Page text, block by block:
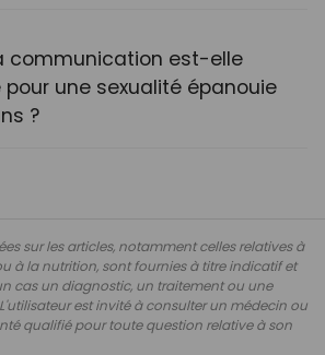
communication est-elle
une sexualité épanouie
?
sur les articles, notamment celles relatives à
à la nutrition, sont fournies à titre indicatif et
cas un diagnostic, un traitement ou une
est invité à consulter un médecin ou
qualifié pour toute question relative à son